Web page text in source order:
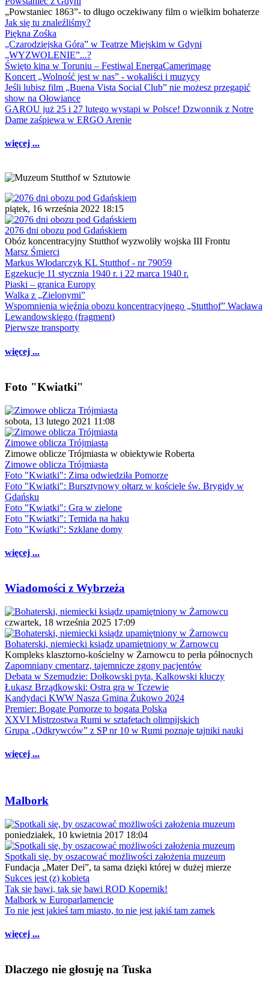
„Powstaniec 1863”- to długo oczekiwany film o wielkim bohaterze
Jak się tu znaleźliśmy?
Piękna Zośka
„Czarodziejska Góra” w Teatrze Miejskim w Gdyni
„WYZWOLENIE”...?
Święto kina w Toruniu – Festiwal EnergaCamerimage
Koncert „Wolność jest w nas” - wokaliści i muzycy
Jeśli lubisz film „Buena Vista Social Club” nie możesz przegapić
show na Ołowiance
GAROU już 25 i 27 lutego wystąpi w Polsce! Dzwonnik z Notre
Dame zaśpiewa w ERGO Arenie
więcej ...
piątek, 16 września 2022 18:15
2076 dni obozu pod Gdańskiem
Obóz koncentracyjny Stutthof wyzwoliły wojska III Frontu
Marsz Śmierci
Markus Włodarczyk KL Stutthof - nr 79059
Egzekucje 11 stycznia 1940 r. i 22 marca 1940 r.
Piaski – granica Europy
Walka z „Zielonymi”
Wspomnienia więźnia obozu koncentracyjnego „Stutthof” Wacława
Lewandowskiego (fragment)
Pierwsze transporty
więcej ...
Foto "Kwiatki"
sobota, 13 lutego 2021 11:08
Zimowe oblicza Trójmiasta
Zimowe oblicze Trójmiasta w obiektywie Roberta
Zimowe oblicza Trójmiasta
Foto "Kwiatki": Zima odwiedziła Pomorze
Foto "Kwiatki": Bursztynowy ołtarz w kościele św. Brygidy w
Gdańsku
Foto "Kwiatki": Gra w zielone
Foto "Kwiatki": Temida na haku
Foto "Kwiatki": Szklane domy
więcej ...
Wiadomości z Wybrzeża
czwartek, 18 września 2025 17:09
Bohaterski, niemiecki ksiądz upamiętniony w Żarnowcu
Kompleks klasztorno-kościelny w Żarnowcu to perła północnych
Zapomniany cmentarz, tajemnicze zgony pacjentów
Debata w Szemudzie: Dołkowski pyta, Kalkowski kluczy
Łukasz Brządkowski: Ostra gra w Tczewie
Kandydaci KWW Nasza Gmina Żukowo 2024
Premier: Bogate Pomorze to bogata Polska
XXVI Mistrzostwa Rumi w sztafetach olimpijskich
Grupa „Odkrywców” z SP nr 10 w Rumi poznaje tajniki nauki
więcej ...
Malbork
poniedziałek, 10 kwietnia 2017 18:04
Spotkali się, by oszacować możliwości założenia muzeum
Fundacja „Mater Dei”, ta sama dzięki której w dużej mierze
Sukces jest (z) kobietą
Tak się bawi, tak się bawi ROD Kopernik!
Malbork w Europarlamencie
To nie jest jakieś tam miasto, to nie jest jakiś tam zamek
więcej ...
Dlaczego nie głosuję na Tuska